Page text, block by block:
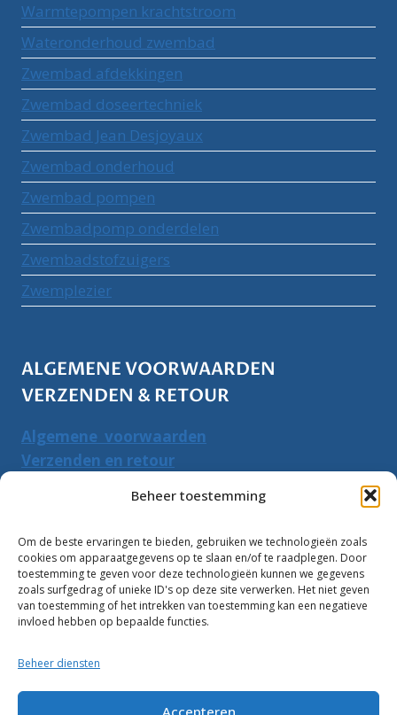
Beheer toestemming
Om de beste ervaringen te bieden, gebruiken we technologieën zoals
cookies om apparaatgegevens op te slaan en/of te raadplegen. Door
toestemming te geven voor deze technologieën kunnen we gegevens
zoals surfgedrag of unieke ID's op deze site verwerken. Het niet geven
van toestemming of het intrekken van toestemming kan een negatieve
invloed hebben op bepaalde functies.
Beheer diensten
Accepteren
Warmtepompen krachtstroom
Wateronderhoud zwembad
Zwembad afdekkingen
Zwembad doseertechniek
Zwembad Jean Desjoyaux
Zwembad onderhoud
Zwembad pompen
Zwembadpomp onderdelen
Zwembadstofzuigers
Zwemplezier
ALGEMENE VOORWAARDEN
VERZENDEN & RETOUR
Algemene voorwaarden
Verzenden en retour
PRODUCTEN ZOEKEN
Zoeken
naar:
Zoeken
10